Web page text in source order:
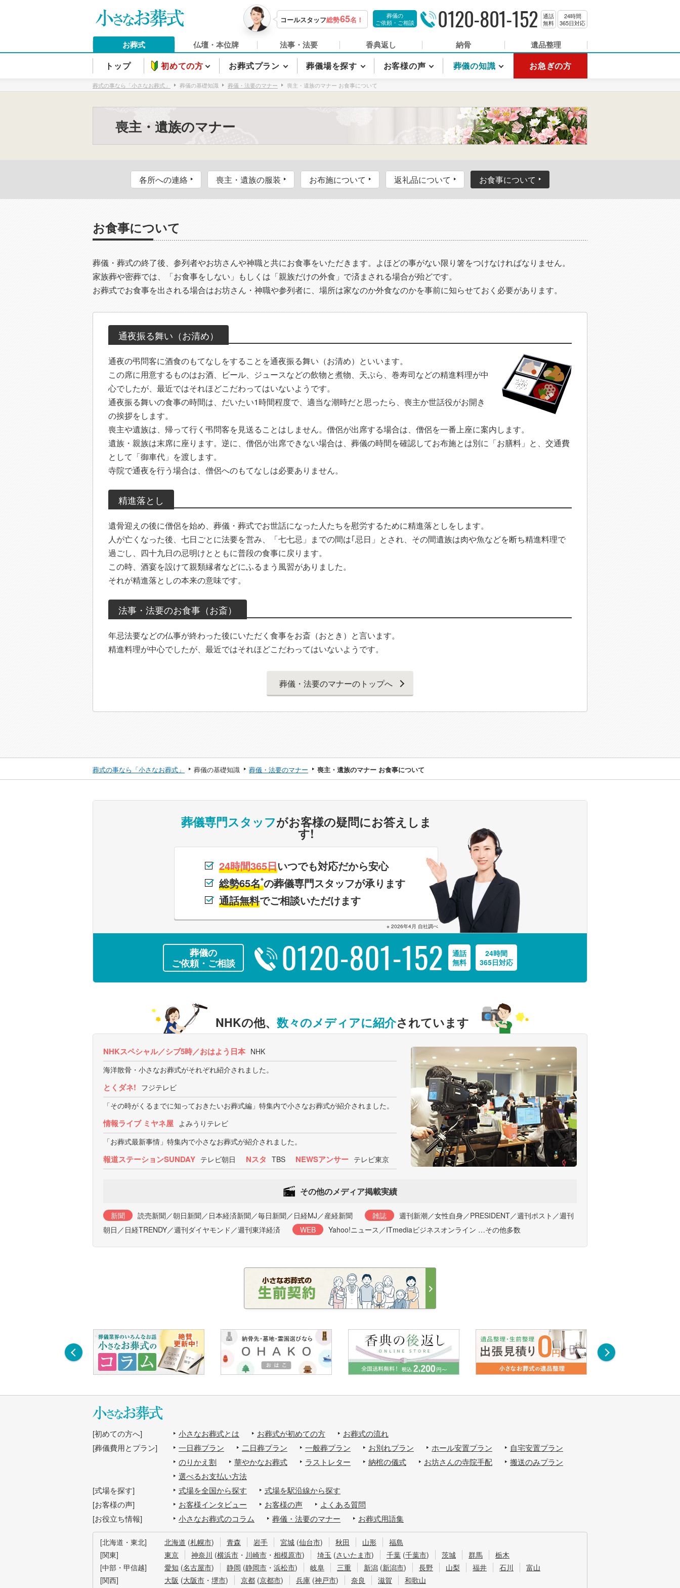
コールスタッフ総勢65名！
葬儀の
ご依頼・ご相談
0120-801-152
通話
無料
24時間
365日対応
お葬式 仏壇・本位牌 法事・法要 香典返し 納骨 遺品整理
トップ 初めての方 お葬式プラン 葬儀場を探す お客様の声 葬儀の知識 お急ぎの方
葬式の事なら「小さなお葬式」 葬儀の基礎知識 葬儀・法要のマナー 喪主・遺族のマナー お食事について
喪主・遺族のマナー
各所への連絡 喪主・遺族の服装 お布施について 返礼品について お食事について
お食事について
葬儀・葬式の終了後、参列者やお坊さんや神職と共にお食事をいただきます。よほどの事がない限り箸をつけなければなりません。
家族葬や密葬では、「お食事をしない」もしくは「親族だけの外食」で済まされる場合が殆どです。
お葬式でお食事を出される場合はお坊さん・神職や参列者に、場所は家なのか外食なのかを事前に知らせておく必要があります。
通夜振る舞い（お清め）
通夜の弔問客に酒食のもてなしをすることを通夜振る舞い（お清め）といいます。
この席に用意するものはお酒、ビール、ジュースなどの飲物と煮物、天ぷら、巻寿司などの精進料理が中
心でしたが、最近ではそれほどこだわってはいないようです。
通夜振る舞いの食事の時間は、だいたい1時間程度で、適当な潮時だと思ったら、喪主か世話役がお開き
の挨拶をします。
喪主や遺族は、帰って行く弔問客を見送ることはしません。僧侶が出席する場合は、僧侶を一番上座に案内します。
遺族・親族は末席に座ります。逆に、僧侶が出席できない場合は、葬儀の時間を確認してお布施とは別に「お膳料」と、交通費
として「御車代」を渡します。
寺院で通夜を行う場合は、僧侶へのもてなしは必要ありません。
精進落とし
遺骨迎えの後に僧侶を始め、葬儀・葬式でお世話になった人たちを慰労するために精進落としをします。
人が亡くなった後、七日ごとに法要を営み、「七七忌」までの間は｢忌日」とされ、その間遺族は肉や魚などを断ち精進料理で
過ごし、四十九日の忌明けとともに普段の食事に戻ります。
この時、酒宴を設けて親類縁者などにふるまう風習がありました。
それが精進落としの本来の意味です。
法事・法要のお食事（お斎）
年忌法要などの仏事が終わった後にいただく食事をお斎（おとき）と言います。
精進料理が中心でしたが、最近ではそれほどこだわってはいないようです。
葬儀・法要のマナーのトップへ
葬式の事なら「小さなお葬式」 葬儀の基礎知識 葬儀・法要のマナー 喪主・遺族のマナー お食事について
葬儀専門スタッフがお客様の疑問にお答えしま
す!
24時間365日いつでも対応だから安心
総勢65名※の葬儀専門スタッフが承ります
通話無料でご相談いただけます
※ 2026年4月 自社調べ
葬儀の
ご依頼・ご相談
0120-801-152
通話
無料
24時間
365日対応
NHKの他、 数々のメディアに紹介されています
NHKスペシャル／シブ5時／おはよう日本 NHK
海洋散骨・小さなお葬式がそれぞれ紹介されました。
とくダネ! フジテレビ
「その時がくるまでに知っておきたいお葬式編」特集内で小さなお葬式が紹介されました。
情報ライブ ミヤネ屋 よみうりテレビ
「お葬式最新事情」特集内で小さなお葬式が紹介されました。
報道ステーションSUNDAY テレビ朝日 Nスタ TBS NEWSアンサー テレビ東京
その他のメディア掲載実績
新聞 読売新聞／朝日新聞／日本経済新聞／毎日新聞／日経MJ／産経新聞 雑誌
週刊新潮／女性自身／PRESIDENT／週刊ポスト／週刊
朝日／日経TRENDY／週刊ダイヤモンド／週刊東洋経済
WEB Yahoo!ニュース／ITmediaビジネスオンライン …その他多数
初めての方へ 小さなお葬式とは お葬式が初めての方
お葬式の流れ
葬儀費用とプラン
一日葬プラン 二日葬プラン 一般葬プラン お別れプラン ホール安置プラン
自宅安置プラン
のりかえ割
華やかなお葬式 ラストレター 納棺の儀式 お坊さんの寺院手配
搬送のみプラン
選べるお支払い方法
式場を探す
式場を全国から探す
式場を駅沿線から探す
お客様の声
お客様インタビュー お客様の声
よくある質問
お役立ち情報
小さなお葬式のコラム 葬儀・法要のマナー お葬式用語集
北海道・東北 北海道 (札幌市) 青森 岩手 宮城 (仙台市) 秋田 山形
福島
関東
東京 神奈川 (横浜市・ 川崎市・ 相模原市) 埼玉 (さいたま市) 千葉 (千葉市) 茨城 群馬
栃木
中部・甲信越
愛知 (名古屋市) 静岡 (静岡市・ 浜松市) 岐阜 三重 新潟 (新潟市) 長野 山梨 福井 石川
富山
関西
大阪 (大阪市・ 堺市) 京都 (京都市) 兵庫 (神戸市) 奈良 滋賀
和歌山